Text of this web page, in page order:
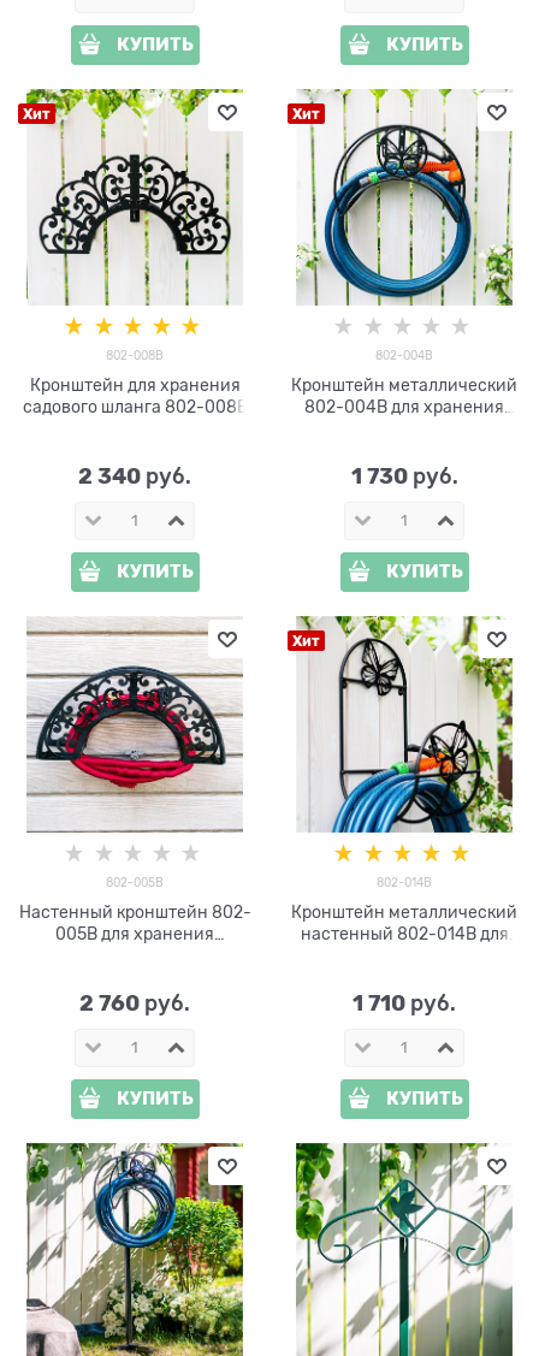
КУПИТЬ КУПИТЬ
Хит
802-008B
Кронштейн для хранения
садового шланга 802-008B
2 340 руб.
КУПИТЬ
Хит
802-004B
Кронштейн металлический
802-004B для хранения
1 730 руб.
КУПИТЬ
802-005B
Настенный кронштейн 802-
005B для хранения
2 760 руб.
КУПИТЬ
Хит
802-014B
Кронштейн металлический
настенный 802-014B для
1 710 руб.
КУПИТЬ